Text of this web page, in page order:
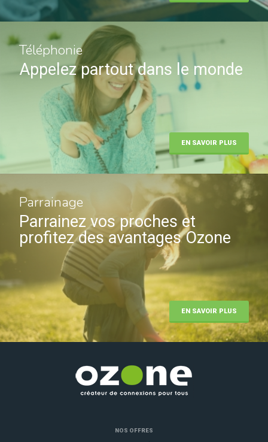
Téléphonie
Appelez partout dans le monde
EN SAVOIR PLUS
Parrainage
Parrainez vos proches et
profitez des avantages Ozone
EN SAVOIR PLUS
NOS OFFRES